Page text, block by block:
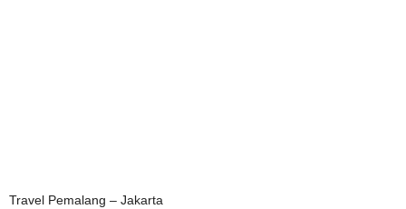
Travel Pemalang – Jakarta